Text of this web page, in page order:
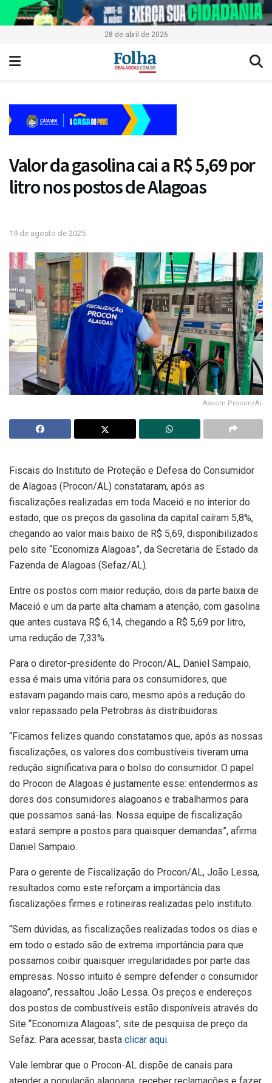
28 de abril de 2026
Valor da gasolina cai a R$ 5,69 por
litro nos postos de Alagoas
19 de agosto de 2025
Ascom Procon/AL
Fiscais do Instituto de Proteção e Defesa do Consumidor
de Alagoas (Procon/AL) constataram, após as
fiscalizações realizadas em toda Maceió e no interior do
estado, que os preços da gasolina da capital caíram 5,8%,
chegando ao valor mais baixo de R$ 5,69, disponibilizados
pelo site “Economiza Alagoas”, da Secretaria de Estado da
Fazenda de Alagoas (Sefaz/AL).
Entre os postos com maior redução, dois da parte baixa de
Maceió e um da parte alta chamam a atenção, com gasolina
que antes custava R$ 6,14, chegando a R$ 5,69 por litro,
uma redução de 7,33%.
Para o diretor-presidente do Procon/AL, Daniel Sampaio,
essa é mais uma vitória para os consumidores, que
estavam pagando mais caro, mesmo após a redução do
valor repassado pela Petrobras às distribuidoras.
“Ficamos felizes quando constatamos que, após as nossas
fiscalizações, os valores dos combustíveis tiveram uma
redução significativa para o bolso do consumidor. O papel
do Procon de Alagoas é justamente esse: entendermos as
dores dos consumidores alagoanos e trabalharmos para
que possamos saná-las. Nossa equipe de fiscalização
estará sempre a postos para quaisquer demandas”, afirma
Daniel Sampaio.
Para o gerente de Fiscalização do Procon/AL, João Lessa,
resultados como este reforçam a importância das
fiscalizações firmes e rotineiras realizadas pelo instituto.
“Sem dúvidas, as fiscalizações realizadas todos os dias e
em todo o estado são de extrema importância para que
possamos coibir quaisquer irregularidades por parte das
empresas. Nosso intuito é sempre defender o consumidor
alagoano”, ressaltou João Lessa. Os preços e endereços
dos postos de combustíveis estão disponíveis através do
Site “Economiza Alagoas”, site de pesquisa de preço da
Sefaz. Para acessar, basta clicar aqui.
Vale lembrar que o Procon-AL dispõe de canais para